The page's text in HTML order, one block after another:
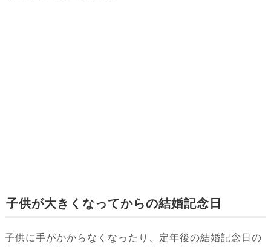
子供が大きくなってからの結婚記念日
子供に手がかからなくなったり、定年後の結婚記念日の